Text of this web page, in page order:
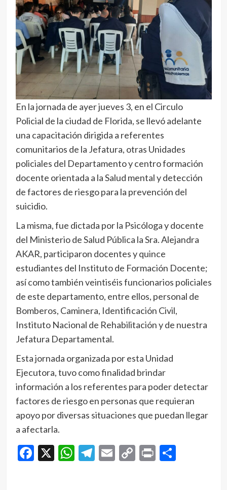
En la jornada de ayer jueves 3, en el Circulo
Policial de la ciudad de Florida, se llevó adelante
una capacitación dirigida a referentes
comunitarios de la Jefatura, otras Unidades
policiales del Departamento y centro formación
docente orientada a la Salud mental y detección
de factores de riesgo para la prevención del
suicidio.
La misma, fue dictada por la Psicóloga y docente
del Ministerio de Salud Pública la Sra. Alejandra
AKAR, participaron docentes y quince
estudiantes del Instituto de Formación Docente;
así como también veintiséis funcionarios policiales
de este departamento, entre ellos, personal de
Bomberos, Caminera, Identificación Civil,
Instituto Nacional de Rehabilitación y de nuestra
Jefatura Departamental.
Esta jornada organizada por esta Unidad
Ejecutora, tuvo como finalidad brindar
información a los referentes para poder detectar
factores de riesgo en personas que requieran
apoyo por diversas situaciones que puedan llegar
a afectarla.
Facebook
X WhatsApp
Telegram
EmailCopy
Print